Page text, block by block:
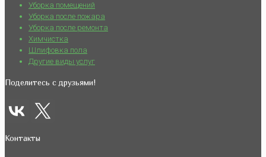
Уборка помещений
Уборка после пожара
Уборка после ремонта
Химчистка
Шлифовка пола
Другие виды услуг
Поделитесь с друзьями!
Контакты